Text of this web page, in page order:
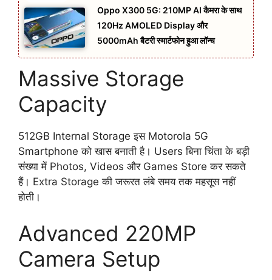
Oppo X300 5G: 210MP AI कैमरा के साथ
120Hz AMOLED Display और
5000mAh बैटरी स्मार्टफोन हुआ लॉन्च
Massive Storage
Capacity
512GB Internal Storage इस Motorola 5G
Smartphone को खास बनाती है। Users बिना चिंता के बड़ी
संख्या में Photos, Videos और Games Store कर सकते
हैं। Extra Storage की जरूरत लंबे समय तक महसूस नहीं
होती।
Advanced 220MP
Camera Setup